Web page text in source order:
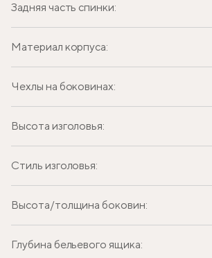
Задняя часть спинки:
Материал корпуса:
Чехлы на боковинах:
Высота изголовья:
Стиль изголовья:
Высота/толщина боковин:
Глубина бельевого ящика: